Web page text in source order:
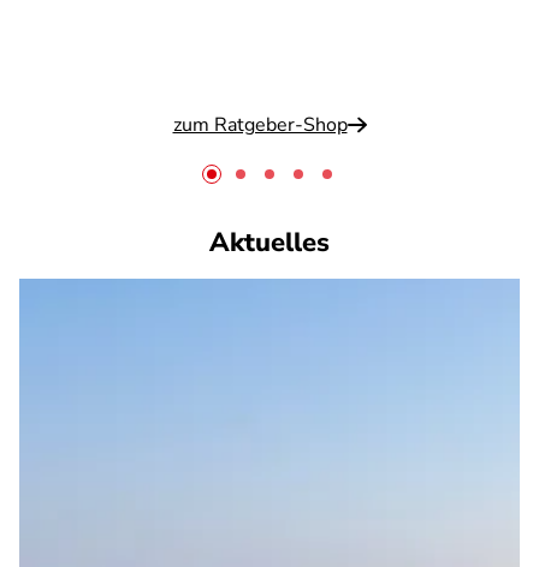
zum Ratgeber-Shop
Aktuelles